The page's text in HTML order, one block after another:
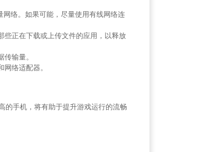
络。如果可能，尽量使用有线网络连
些正在下载或上传文件的应用，以释放
输量。
络适配器。
的手机，将有助于提升游戏运行的流畅